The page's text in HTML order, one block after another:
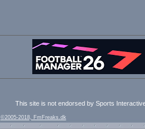
This site is not endorsed by Sports
©2005-2018, FmFreaks.dk